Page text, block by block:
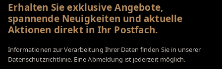
Erhalten Sie exklusive Angebote,
spannende Neuigkeiten und aktuelle
Aktionen direkt in Ihr Postfach.
Informationen zur Verarbeitung Ihrer Daten finden Sie in unserer
Datenschutzrichtlinie. Eine Abmeldung ist jederzeit möglich.